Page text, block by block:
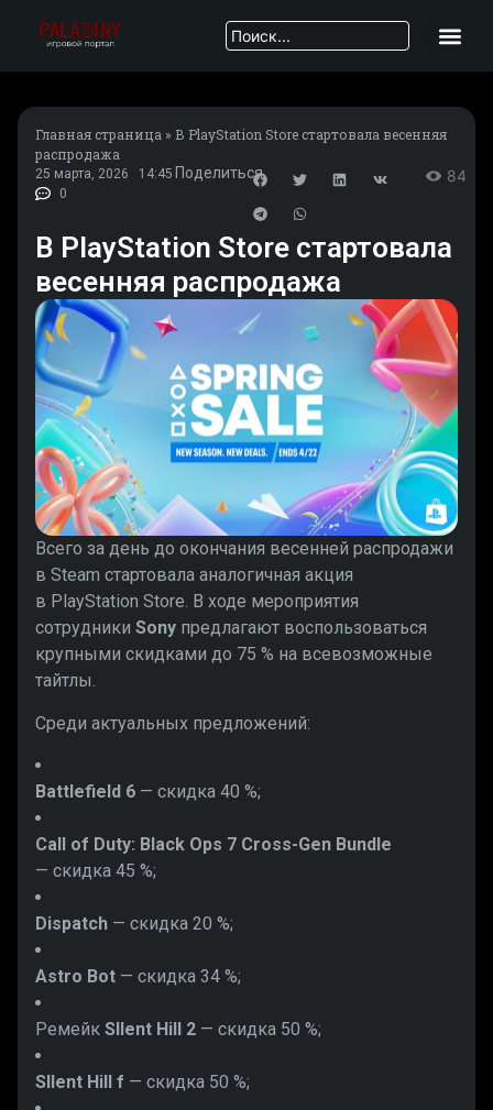
Главная страница » В PlayStation Store стартовала весенняя
распродажа
25 марта, 2026
14:45
0
Поделиться 84
В PlayStation Store стартовала
весенняя распродажа
Всего за день до окончания весенней распродажи
в Steam стартовала аналогичная акция
в PlayStation Store. В ходе мероприятия
сотрудники Sony предлагают воспользоваться
крупными скидками до 75 % на всевозможные
тайтлы.
Среди актуальных предложений:
Battlefield 6 — скидка 40 %;
Call of Duty: Black Ops 7 Cross-Gen Bundle
— скидка 45 %;
Dispatch — скидка 20 %;
Astro Bot — скидка 34 %;
Ремейк SIlent Hill 2 — скидка 50 %;
SIlent Hill f — скидка 50 %;